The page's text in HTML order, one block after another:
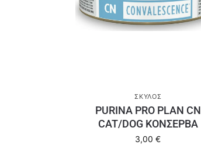
ΣΚΎΛΟΣ
PURINA PRO PLAN CN
CAT/DOG ΚΟΝΣΕΡΒΑ
3,00€